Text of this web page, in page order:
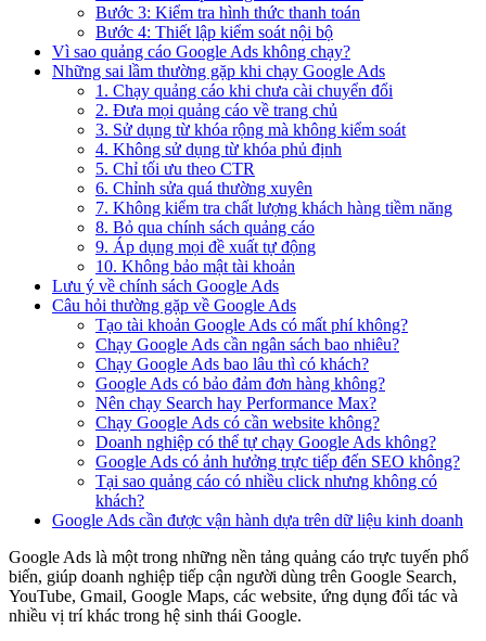
Bước 3: Kiểm tra hình thức thanh toán
Bước 4: Thiết lập kiểm soát nội bộ
Vì sao quảng cáo Google Ads không chạy?
Những sai lầm thường gặp khi chạy Google Ads
1. Chạy quảng cáo khi chưa cài chuyển đổi
2. Đưa mọi quảng cáo về trang chủ
3. Sử dụng từ khóa rộng mà không kiểm soát
4. Không sử dụng từ khóa phủ định
5. Chỉ tối ưu theo CTR
6. Chỉnh sửa quá thường xuyên
7. Không kiểm tra chất lượng khách hàng tiềm năng
8. Bỏ qua chính sách quảng cáo
9. Áp dụng mọi đề xuất tự động
10. Không bảo mật tài khoản
Lưu ý về chính sách Google Ads
Câu hỏi thường gặp về Google Ads
Tạo tài khoản Google Ads có mất phí không?
Chạy Google Ads cần ngân sách bao nhiêu?
Chạy Google Ads bao lâu thì có khách?
Google Ads có bảo đảm đơn hàng không?
Nên chạy Search hay Performance Max?
Chạy Google Ads có cần website không?
Doanh nghiệp có thể tự chạy Google Ads không?
Google Ads có ảnh hưởng trực tiếp đến SEO không?
Tại sao quảng cáo có nhiều click nhưng không có
khách?
Google Ads cần được vận hành dựa trên dữ liệu kinh doanh
Google Ads là một trong những nền tảng quảng cáo trực tuyến phổ
biến, giúp doanh nghiệp tiếp cận người dùng trên Google Search,
YouTube, Gmail, Google Maps, các website, ứng dụng đối tác và
nhiều vị trí khác trong hệ sinh thái Google.